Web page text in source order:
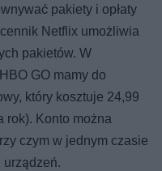
pakiety i opłaty
Netflix umożliwia
pakietów. W
GO mamy do
który kosztuje 24,99
rok). Konto można
czym w jednym czasie